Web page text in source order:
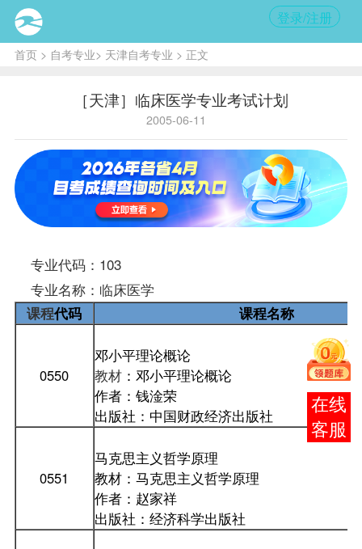
登录/注册
首页> 自考专业> 天津自考专业 > 正文
［天津］临床医学专业考试计划
2005-06-11
专业代码：103
专业名称：临床医学
课程代码 课程名称
0550
邓小平理论概论
教材：邓小平理论概论
作者：钱淦荣
出版社：中国财政经济出版社
0551
马克思主义哲学原理
教材：马克思主义哲学原理
作者：赵家祥
出版社：经济科学出版社
报考
咨询